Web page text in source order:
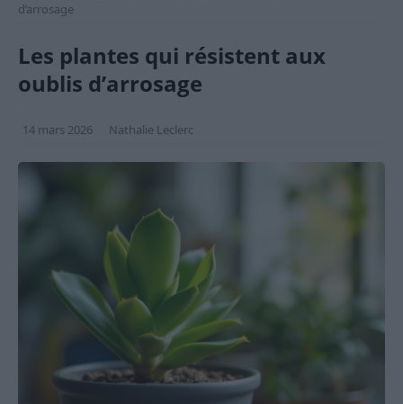
d’arrosage
Les plantes qui résistent aux
oublis d’arrosage
14 mars 2026 Nathalie Leclerc